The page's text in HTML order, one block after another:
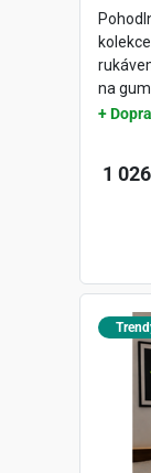
na
+
1